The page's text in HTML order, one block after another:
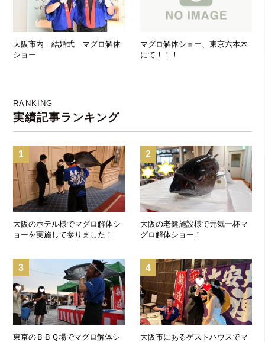
大阪市内 結婚式 マグロ解体
ショー
マグロ解体ショー、東京六本木
にて！！！
RANKING
実績記事ランキング
1
大阪のホテル様でマグロ解体シ
ョーを実施して参りました！
2
大阪の老健施設様で元気一杯マ
グロ解体ショー！
3
東京のＢＢＱ場でマグロ解体シ
4
大阪市にあるゲストハウスでマ